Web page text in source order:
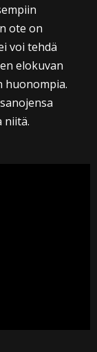
ote on
voi tehdä
elokuvan
huonompia.
niitä.